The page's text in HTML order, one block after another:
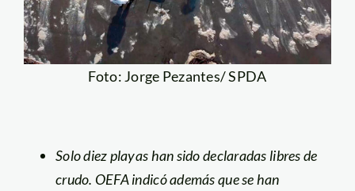
Foto: Jorge Pezantes/ SPDA
Solo diez playas han sido declaradas libres de
crudo. OEFA indicó además que se han